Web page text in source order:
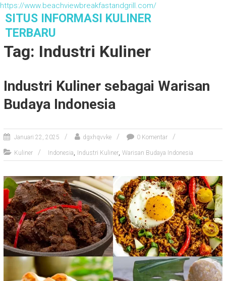
https://www.beachviewbreakfastandgrill.com/
e
SITUS INFORMASI KULINER
TERBARU
Tag: Industri Kuliner
Industri Kuliner sebagai Warisan
Budaya Indonesia
Januari 22, 2025 dgxhqvvke 0 Komentar
Kuliner Indonesia, Industri Kuliner, Warisan Budaya Indonesia